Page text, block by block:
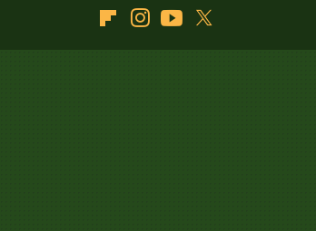
FlipboardInstagramYoutube